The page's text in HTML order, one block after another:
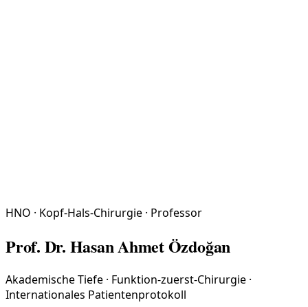
HNO · Kopf-Hals-Chirurgie · Professor
Prof. Dr. Hasan Ahmet Özdoğan
Akademische Tiefe · Funktion-zuerst-Chirurgie ·
Internationales Patientenprotokoll